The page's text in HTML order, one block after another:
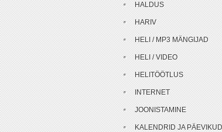
HALDUS
HARIV
HELI / MP3 MÄNGIJAD
HELI / VIDEO
HELITÖÖTLUS
INTERNET
JOONISTAMINE
KALENDRID JA PÄEVIKUD